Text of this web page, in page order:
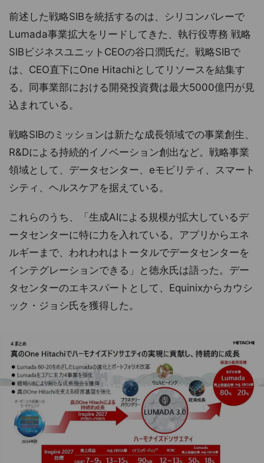
前述した戦略SIBを統括するのは、シリコンバレーで
Lumada事業拡大をリードしてきた、執行役専務 戦略
SIBビジネスユニットCEOの谷口潤氏だ。戦略SIBで
は、CEO直下にOne Hitachiとしてリソースを結集す
る。同事業部における開発投資費は最大5000億円が見
込まれている。
戦略SIBのミッションは新たな成長領域での事業創生、
R&Dによる持続的イノベーション創出など。戦略事業
領域として、データセンター、eモビリティ、スマート
シティ、ヘルスケアを据えている。
これらのうち、「生成AIによる規模が拡大しているデ
ータセンターに特に力を入れている。アプリからエネ
ルギーまで、われわれはトータルでデータセンターを
インテグレーションできる」と徳永氏は語った。デー
タセンターのエキスパートとして、Equinixからカウシ
ック・ジョシ氏を獲得した。